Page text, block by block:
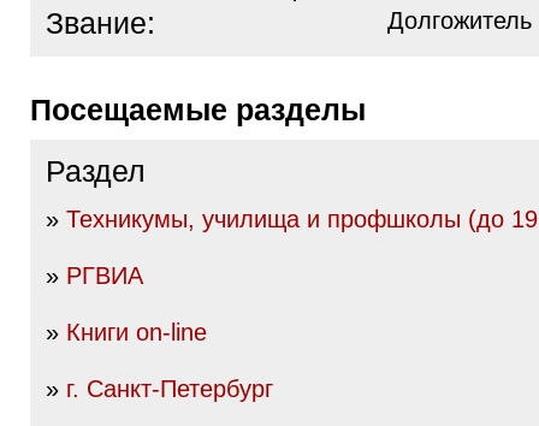
Звание:
Посещаемые разделы
Раздел
» Техникумы, училища и профшколы (до
» РГВИА
» Книги on-line
» г. Санкт-Петербург